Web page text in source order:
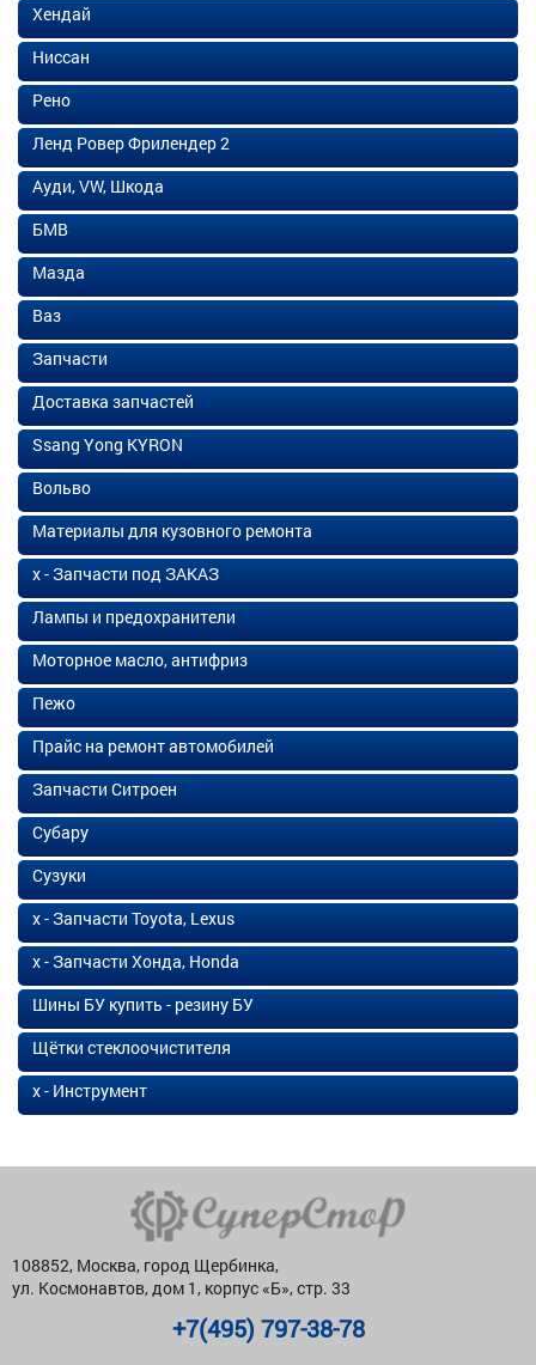
Хендай
Ниссан
Рено
Ленд Ровер Фрилендер 2
Ауди, VW, Шкода
БМВ
Мазда
Ваз
Запчасти
Доставка запчастей
Ssang Yong KYRON
Вольво
Материалы для кузовного ремонта
х - Запчасти под ЗАКАЗ
Лампы и предохранители
Моторное масло, антифриз
Пежо
Прайс на ремонт автомобилей
Запчасти Ситроен
Субару
Сузуки
х - Запчасти Toyota, Lexus
х - Запчасти Хонда, Honda
Шины БУ купить - резину БУ
Щётки стеклоочистителя
х - Инструмент
108852, Москва, город Щербинка,
ул. Космонавтов, дом 1, корпус «Б», стр. 33
+7(495) 797-38-78